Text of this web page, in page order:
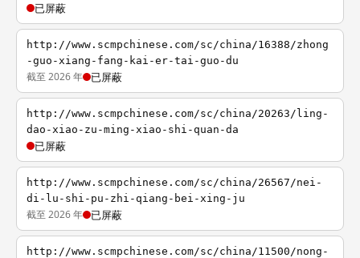
已屏蔽
http://www.scmpchinese.com/sc/china/16388/zhong
-guo-xiang-fang-kai-er-tai-guo-du
截至 2026 年 已屏蔽
http://www.scmpchinese.com/sc/china/20263/ling-
dao-xiao-zu-ming-xiao-shi-quan-da
已屏蔽
http://www.scmpchinese.com/sc/china/26567/nei-
di-lu-shi-pu-zhi-qiang-bei-xing-ju
截至 2026 年 已屏蔽
http://www.scmpchinese.com/sc/china/11500/nong-